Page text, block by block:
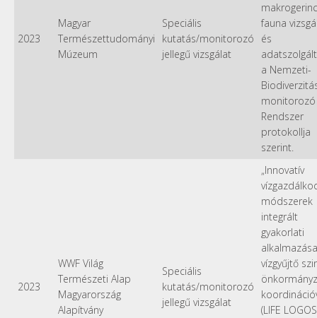
2023
Magyar
Természettudományi
Múzeum
Speciális
kutatás/monitorozó
jellegű vizsgálat
fauna
és
a Nemzeti-
monitorozó
Rendszer
protokollja
szerint.
2023
WWF Világ
Természeti Alap
Magyarország
Alapítvány
Speciális
kutatás/monitorozó
jellegű vizsgálat
„Innovatív
módszerek
integrált
gyakorlati
alkalmazása
vízgyűjtő
(LIFE